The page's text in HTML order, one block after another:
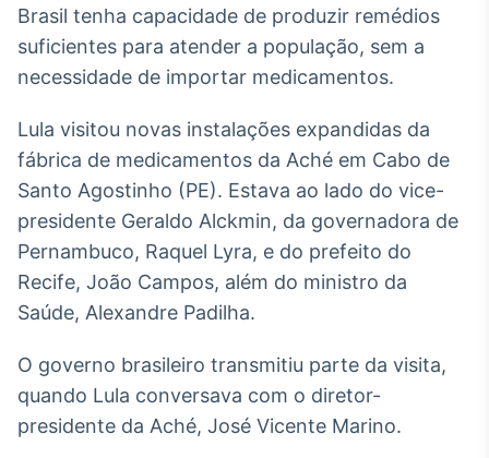
Plataforma para
conteúdos
personalizados
Soluções de Dados
Broadcast
OTC
Plataforma para
negociação de
ativos
APIs para
integração de
conteúdos e
Brasil tenha capacidade de produzir remédios
suficientes para atender a população, sem a
necessidade de importar medicamentos.
Lula visitou novas instalações expandidas da
fábrica de medicamentos da Aché em Cabo de
Santo Agostinho (PE). Estava ao lado do vice-
presidente Geraldo Alckmin, da governadora de
Pernambuco, Raquel Lyra, e do prefeito do
Recife, João Campos, além do ministro da
Saúde, Alexandre Padilha.
O governo brasileiro transmitiu parte da visita,
quando Lula conversava com o diretor-
presidente da Aché, José Vicente Marino.